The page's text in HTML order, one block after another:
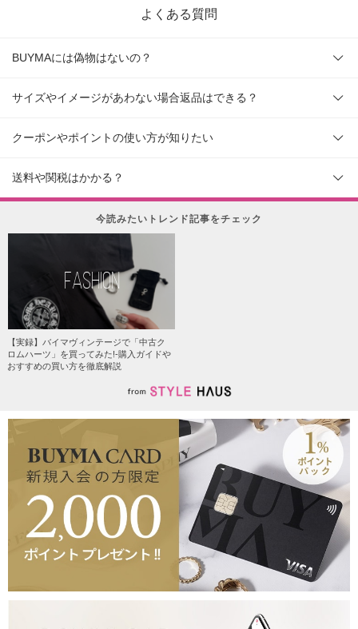
よくある質問
BUYMAには偽物はないの？
サイズやイメージがあわない場合返品はできる？
クーポンやポイントの使い方が知りたい
送料や関税はかかる？
今読みたいトレンド記事をチェック
FASHION
【実録】バイマヴィンテージで「中古ク
ロムハーツ」を買ってみた!-購入ガイドや
おすすめの買い方を徹底解説